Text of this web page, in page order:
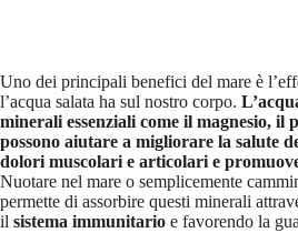
Uno dei principali benefici del mare è
l’acqua salata ha sul nostro corpo.
minerali essenziali come il magnesio, il
possono aiutare a migliorare la salute
dolori muscolari e articolari e
Nuotare nel mare o semplicemente
permette di assorbire questi minerali
il sistema immunitario e favorendo la